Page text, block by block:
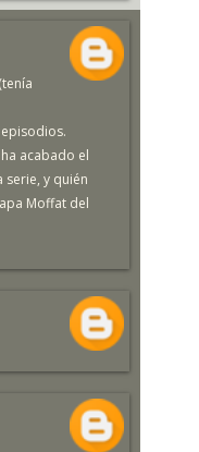
acabado el
y quién
Moffat del